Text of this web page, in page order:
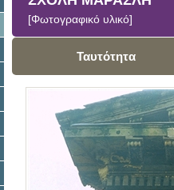
[Φωτογραφικό υλικό]
Ταυτότητα